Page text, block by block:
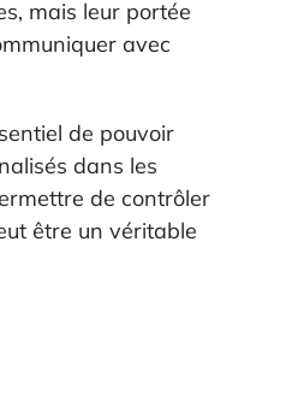
mais leur portée
avec
de pouvoir
dans les
de contrôler
être un véritable